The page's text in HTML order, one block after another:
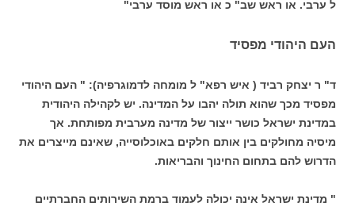
ל ערבי. או ראש שב" כ או ראש מוסד ערבי"
העם היהודי מפסיד
ד" ר יצחק רביד ( איש רפא" ל מומחה לדמוגרפיה): " העם היהודי
מפסיד מכך שהוא תולה יהבו על המדינה. יש לקהילה היהודית
במדינת ישראל כושר ייצור של מדינה מערבית מפותחת. אך
מיסיה מחולקים בין אותם חלקים באוכלוסייה, שאינם מייצרים את
הדרוש להם בתחום החינוך והבריאות.
" מדינת ישראל אינה יכולה לעמוד ברמת השירותים החברתיים